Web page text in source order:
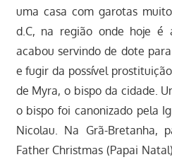
uma casa com garotas
d.C, na região onde hoje é
acabou servindo de dote
e fugir da possível
de Myra, o bispo da cidade.
o bispo foi canonizado pela
Nicolau. Na Grã-Bretanha,
Father Christmas (Papai